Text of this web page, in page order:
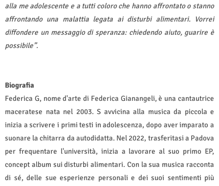
alla me adolescente e a tutti coloro che hanno affrontato o stanno
affrontando una malattia legata ai disturbi alimentari. Vorrei
diffondere un messaggio di speranza: chiedendo aiuto, guarire è
possibile”.
Biografia
Federica G, nome d'arte di Federica Gianangeli, è una cantautrice
maceratese nata nel 2003. S avvicina alla musica da piccola e
inizia a scrivere i primi testi in adolescenza, dopo aver imparato a
suonare la chitarra da autodidatta. Nel 2022, trasferitasi a Padova
per frequentare l'università, inizia a lavorare al suo primo EP,
concept album sui disturbi alimentari. Con la sua musica racconta
di sé, delle sue esperienze personali e dei suoi sentimenti più